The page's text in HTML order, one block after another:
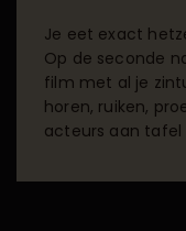
Je eet exact
Op de seconde
film met al je
horen, ruiken,
acteurs aan tafel